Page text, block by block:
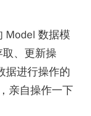
Model 数据模
、更新操
据进行操作的
，亲自操作一下